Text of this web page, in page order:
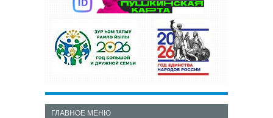
ГЛАВНОЕ МЕНЮ